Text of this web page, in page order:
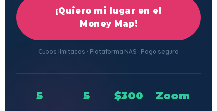
¡Quiero mi lugar en el
Money Map!
Cupos limitados · Plataforma NAS · Pago seguro
5 5 $300 Zoom